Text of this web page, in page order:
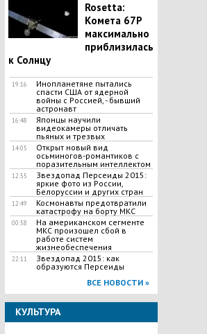
Rosetta:
Комета 67P
максимально
приблизилась
к Солнцу
19:16
​Инопланетяне пытались
спасти США от ядерной
войны с Россией, - бывший
астронавт
16:48
Японцы научили
видеокамеры отличать
пьяных и трезвых
14:05
Открыт новый вид
осьминогов-романтиков с
поразительным интеллектом
12:55
Звездопад Персеиды 2015:
яркие фото из России,
Белоруссии и других стран
12:49
Космонавты предотвратили
катастрофу на борту МКС
00:58
На американском сегменте
МКС произошел сбой в
работе систем
жизнеобеспечения
22:11
Звездопад 2015: как
образуются Персеиды
ВСЕ НОВОСТИ »
КУЛЬТУРА